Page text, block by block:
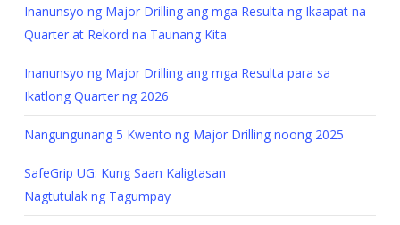
Inanunsyo ng Major Drilling ang mga Resulta ng Ikaapat na
Quarter at Rekord na Taunang Kita
Inanunsyo ng Major Drilling ang mga Resulta para sa
Ikatlong Quarter ng 2026
Nangungunang 5 Kwento ng Major Drilling noong 2025
SafeGrip UG: Kung Saan Kaligtasan
Nagtutulak ng Tagumpay